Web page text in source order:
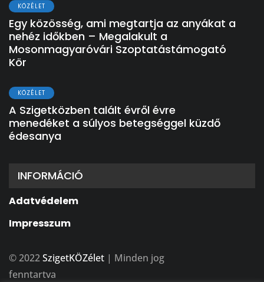
KÖZÉLET
Egy közösség, ami megtartja az anyákat a
nehéz időkben – Megalakult a
Mosonmagyaróvári Szoptatástámogató
Kör
KÖZÉLET
A Szigetközben talált évről évre
menedéket a súlyos betegséggel küzdő
édesanya
INFORMÁCIÓ
Adatvédelem
Impresszum
© 2022SzigetKÖZélet | Minden jog
fenntartva